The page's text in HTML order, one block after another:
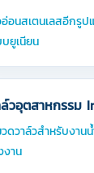
อนสเตนเลสอีกรู
ยูเนียน
วอุตสาหกรรม
ดวาล์วสำหรับงาน
งาน